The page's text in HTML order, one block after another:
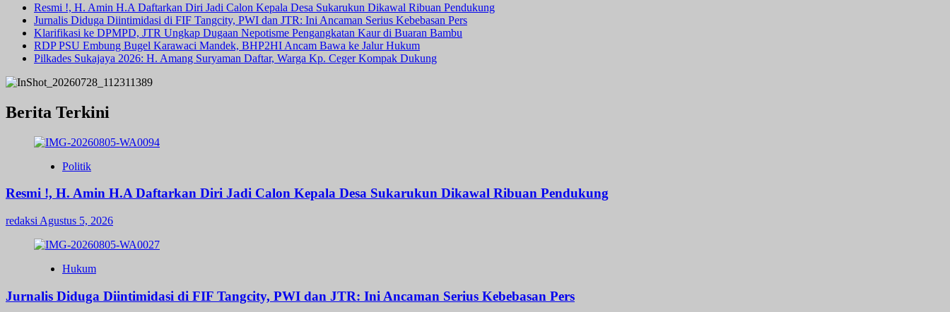
Resmi !, H. Amin H.A Daftarkan Diri Jadi Calon Kepala Desa Sukarukun Dikawal Ribuan Pendukung
Jurnalis Diduga Diintimidasi di FIF Tangcity, PWI dan JTR: Ini Ancaman Serius Kebebasan Pers
Klarifikasi ke DPMPD, JTR Ungkap Dugaan Nepotisme Pengangkatan Kaur di Buaran Bambu
RDP PSU Embung Bugel Karawaci Mandek, BHP2HI Ancam Bawa ke Jalur Hukum
Pilkades Sukajaya 2026: H. Amang Suryaman Daftar, Warga Kp. Ceger Kompak Dukung
Berita Terkini
Politik
Resmi !, H. Amin H.A Daftarkan Diri Jadi Calon Kepala Desa Sukarukun Dikawal Ribuan Pendukung
redaksi Agustus 5, 2026
Hukum
Jurnalis Diduga Diintimidasi di FIF Tangcity, PWI dan JTR: Ini Ancaman Serius Kebebasan Pers